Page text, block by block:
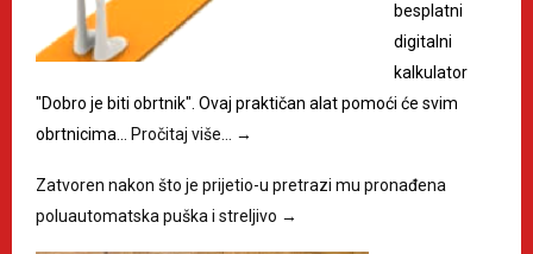
besplatni
digitalni
kalkulator
"Dobro je biti obrtnik". Ovaj praktičan alat pomoći će svim
obrtnicima… Pročitaj više… →
Zatvoren nakon što je prijetio-u pretrazi mu pronađena
poluautomatska puška i streljivo →